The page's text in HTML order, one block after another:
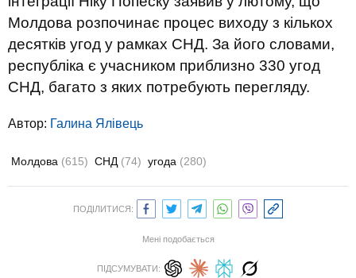
Молдова розпочинає процес виходу з кількох
десятків угод у рамках СНД. За його словами,
республіка є учасником приблизно 330 угод
СНД, багато з яких потребують перегляду.
Автор: Галина Ялівець
Молдова (615) СНД (74) угода (280)
ПОДІЛИТИСЯ:
Мені подобається
ПІДСУМУВАТИ: